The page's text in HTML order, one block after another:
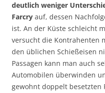
deutlich weniger
Farcry auf, dessen
ist. An der Küste schleicht
versucht die Kontrahenten
den üblichen Schießeisen
Passagen kann man auch
Automobilen überwinden
gewohnt doppelt besetzten